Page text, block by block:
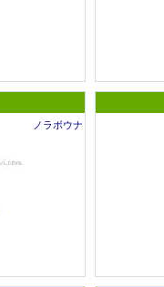
ノラボウナ